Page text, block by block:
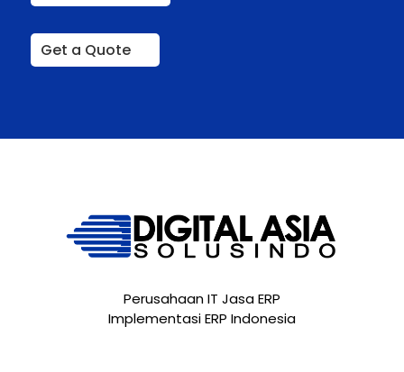
Get a Quote
Perusahaan IT Jasa ERP
Implementasi ERP Indonesia